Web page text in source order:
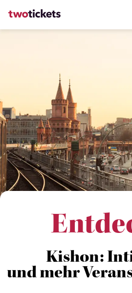
Kishon:
und mehr